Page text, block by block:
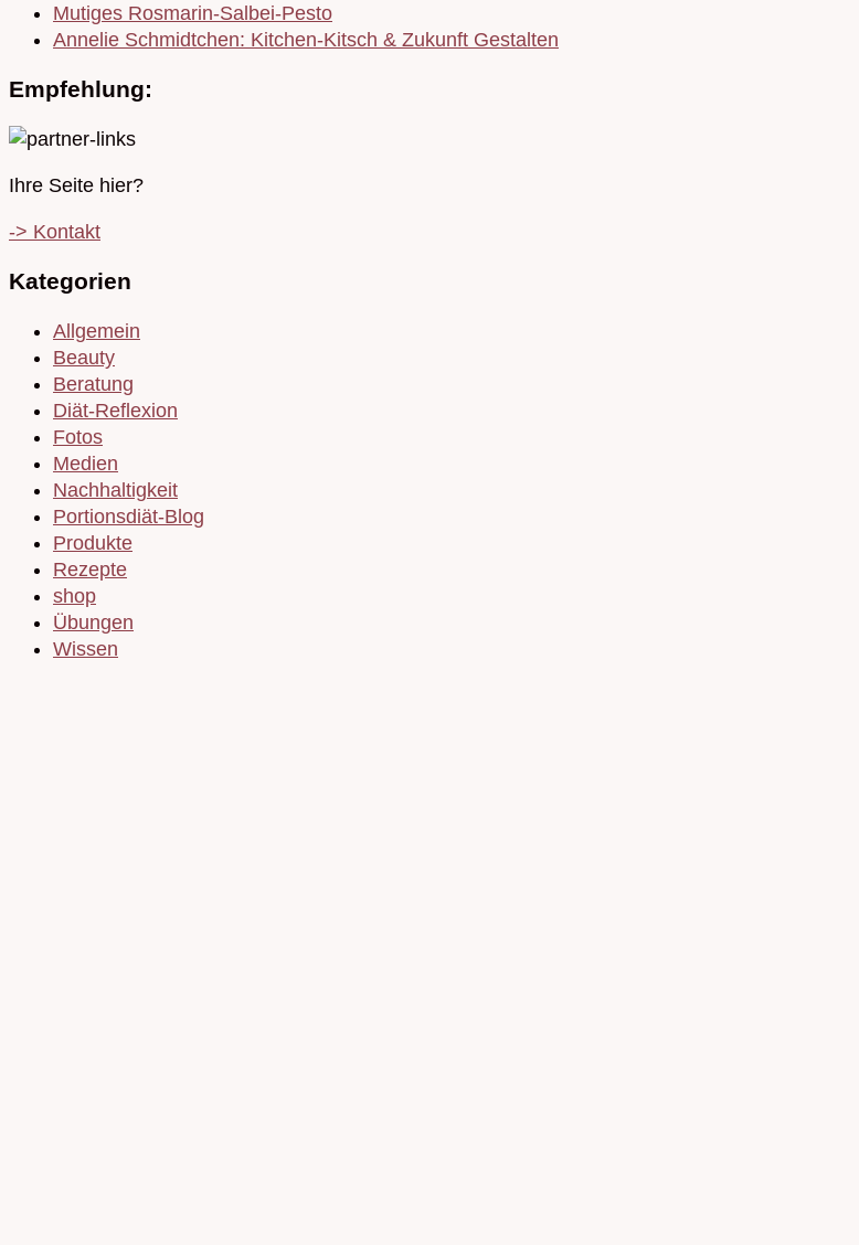
Mutiges Rosmarin-Salbei-Pesto
Annelie Schmidtchen: Kitchen-Kitsch & Zukunft Gestalten
Empfehlung:
Ihre Seite hier?
-> Kontakt
Kategorien
Allgemein
Beauty
Beratung
Diät-Reflexion
Fotos
Medien
Nachhaltigkeit
Portionsdiät-Blog
Produkte
Rezepte
shop
Übungen
Wissen